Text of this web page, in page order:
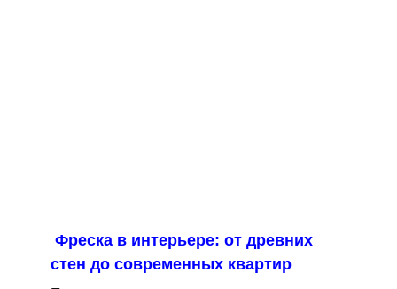
Фреска в интерьере: от древних
стен до современных квартир